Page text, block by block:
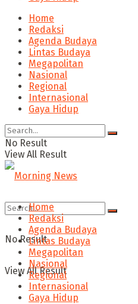
Home
Redaksi
Agenda Budaya
Lintas Budaya
Megapolitan
Nasional
Regional
Internasional
Gaya Hidup
No Result
View All Result
No Result
View All Result
Home
Redaksi
Agenda Budaya
Lintas Budaya
Megapolitan
Nasional
Regional
Internasional
Gaya Hidup